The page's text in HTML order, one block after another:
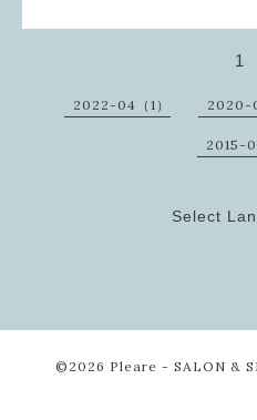
1
2022-04（1） 2020-
2015-
Select
©2026 Pleare - SALON &